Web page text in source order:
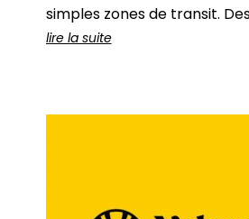
simples zones de transit.
« perdus ».Des espaces
lire la suite